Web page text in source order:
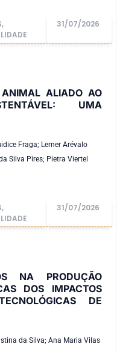
31/07/2026
ALIADO AO
UMA
Fraga; Lerner Arévalo
Silva Pires; Pietra Viertel
31/07/2026
NA PRODUÇÃO
DOS IMPACTOS
DE
da Silva; Ana Maria Vilas